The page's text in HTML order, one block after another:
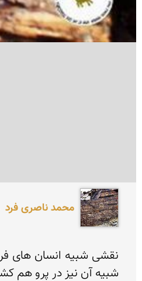
محمد ناصری فرد